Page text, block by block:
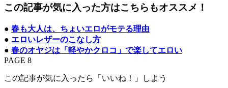
この記事が気に入った方はこちらもオススメ！
● 春も大人は、ちょいエロがモテる理由
● エロいレザーのこなし方
● 春のオヤジは「軽やかクロコ」で楽してエロい
PAGE 8
この記事が気に入ったら「いいね！」しよう